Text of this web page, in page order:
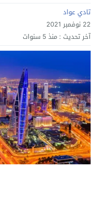
تادي عواد
22 نوفمبر 2021
آخر تحديث : منذ 5 سنوات